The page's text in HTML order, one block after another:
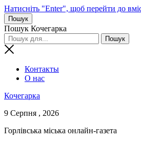
Натисніть "Enter", щоб перейти до
Пошук
Пошук Кочегарка
Контакты
О нас
Кочегарка
9 Серпня , 2026
Горлівська міська онлайн-газета